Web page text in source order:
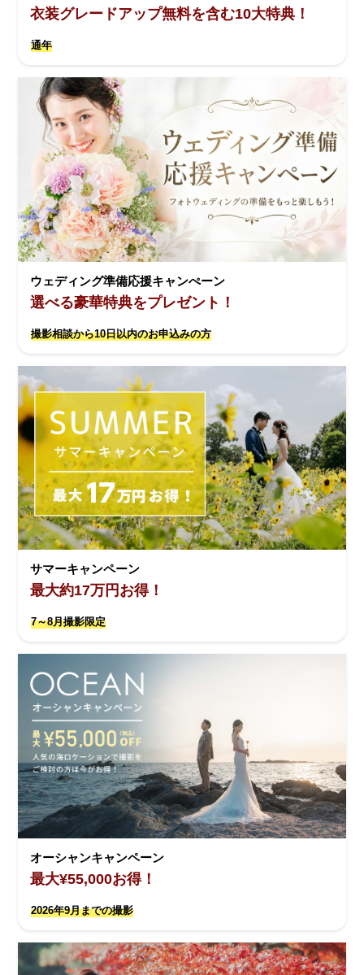
衣装グレードアップ無料を含む10大特典！
通年
ウェディング準備応援キャンぺーン
選べる豪華特典をプレゼント！
撮影相談から10日以内のお申込みの方
サマーキャンペーン
最大約17万円お得！
7～8月撮影限定
オーシャンキャンペーン
最大¥55,000お得！
2026年9月までの撮影